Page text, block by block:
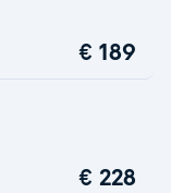
€ 189
€ 228